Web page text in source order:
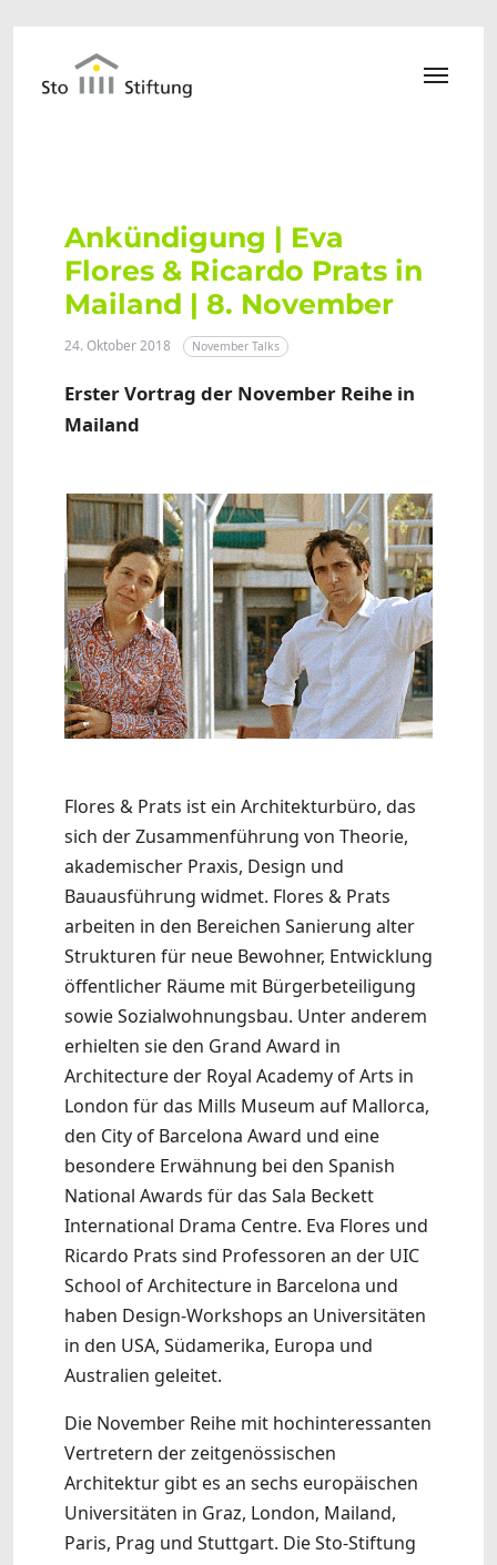
Ankündigung | Eva
Flores & Ricardo Prats in
Mailand | 8. November
24. Oktober 2018 November Talks
Erster Vortrag der November Reihe in
Mailand
Flores & Prats ist ein Architekturbüro, das
sich der Zusammenführung von Theorie,
akademischer Praxis, Design und
Bauausführung widmet. Flores & Prats
arbeiten in den Bereichen Sanierung alter
Strukturen für neue Bewohner, Entwicklung
öffentlicher Räume mit Bürgerbeteiligung
sowie Sozialwohnungsbau. Unter anderem
erhielten sie den Grand Award in
Architecture der Royal Academy of Arts in
London für das Mills Museum auf Mallorca,
den City of Barcelona Award und eine
besondere Erwähnung bei den Spanish
National Awards für das Sala Beckett
International Drama Centre. Eva Flores und
Ricardo Prats sind Professoren an der UIC
School of Architecture in Barcelona und
haben Design-Workshops an Universitäten
in den USA, Südamerika, Europa und
Australien geleitet.
Die November Reihe mit hochinteressanten
Vertretern der zeitgenössischen
Architektur gibt es an sechs europäischen
Universitäten in Graz, London, Mailand,
Paris, Prag und Stuttgart. Die Sto-Stiftung